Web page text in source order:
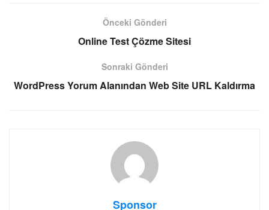
Önceki Gönderi
Online Test Çözme Sitesi
Sonraki Gönderi
WordPress Yorum Alanından Web Site URL Kaldırma
Sponsor